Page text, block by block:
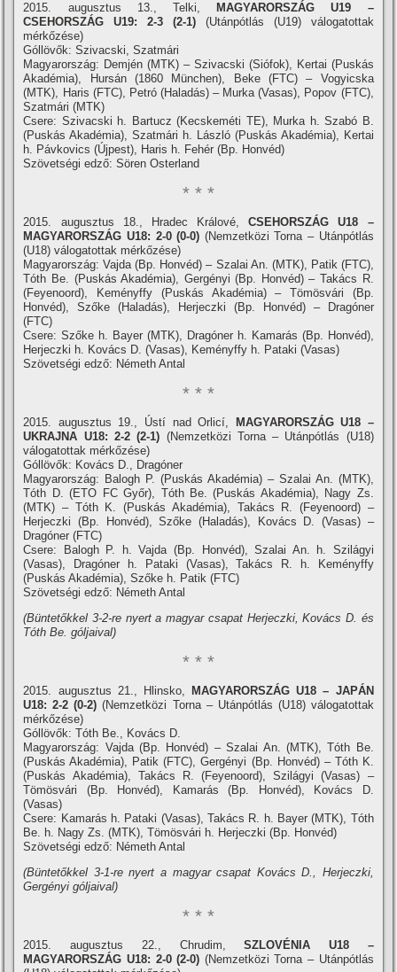
2015. augusztus 13., Telki,
MAGYARORSZÁG U19 –
CSEHORSZÁG U19: 2-3 (2-1) (Utánpótlás (U19) válogatottak
mérkőzése)
Góllövők: Szivacski, Szatmári
Magyarország: Demjén (MTK) – Szivacski (Siófok), Kertai (Puskás
Akadémia), Hursán (1860 München), Beke (FTC) – Vogyicska
(MTK), Haris (FTC), Petró (Haladás) – Murka (Vasas), Popov (FTC),
Szatmári (MTK)
Csere: Szivacski h. Bartucz (Kecskeméti TE), Murka h. Szabó B.
(Puskás Akadémia), Szatmári h. László (Puskás Akadémia), Kertai
h. Pávkovics (Újpest), Haris h. Fehér (Bp. Honvéd)
Szövetségi edző: Sören Osterland
* * *
2015. augusztus 18., Hradec Králové,CSEHORSZÁG U18 –
MAGYARORSZÁG U18: 2-0 (0-0) (Nemzetközi Torna – Utánpótlás
(U18) válogatottak mérkőzése)
Magyarország: Vajda (Bp. Honvéd) – Szalai An. (MTK), Patik (FTC),
Tóth Be. (Puskás Akadémia), Gergényi (Bp. Honvéd) – Takács R.
(Feyenoord), Keményffy (Puskás Akadémia) – Tömösvári (Bp.
Honvéd), Szőke (Haladás), Herjeczki (Bp. Honvéd) – Dragóner
(FTC)
Csere: Szőke h. Bayer (MTK), Dragóner h. Kamarás (Bp. Honvéd),
Herjeczki h. Kovács D. (Vasas), Keményffy h. Pataki (Vasas)
Szövetségi edző: Németh Antal
* * *
2015. augusztus 19., Ústí­ nad Orlicí­,
MAGYARORSZÁG U18 –
UKRAJNA U18: 2-2 (2-1) (Nemzetközi Torna – Utánpótlás (U18)
válogatottak mérkőzése)
Góllövők: Kovács D., Dragóner
Magyarország: Balogh P. (Puskás Akadémia) – Szalai An. (MTK),
Tóth D. (ETO FC Győr), Tóth Be. (Puskás Akadémia), Nagy Zs.
(MTK) – Tóth K. (Puskás Akadémia), Takács R. (Feyenoord) –
Herjeczki (Bp. Honvéd), Szőke (Haladás), Kovács D. (Vasas) –
Dragóner (FTC)
Csere: Balogh P. h. Vajda (Bp. Honvéd), Szalai An. h. Szilágyi
(Vasas), Dragóner h. Pataki (Vasas), Takács R. h. Keményffy
(Puskás Akadémia), Szőke h. Patik (FTC)
Szövetségi edző: Németh Antal
(Büntetőkkel 3-2-re nyert a magyar csapat Herjeczki, Kovács D. és
Tóth Be. góljaival)
* * *
2015. augusztus 21., Hlinsko, MAGYARORSZÁG U18 – JAPÁN
U18: 2-2 (0-2) (Nemzetközi Torna – Utánpótlás (U18) válogatottak
mérkőzése)
Góllövők: Tóth Be., Kovács D.
Magyarország: Vajda (Bp. Honvéd) – Szalai An. (MTK), Tóth Be.
(Puskás Akadémia), Patik (FTC), Gergényi (Bp. Honvéd) – Tóth K.
(Puskás Akadémia), Takács R. (Feyenoord), Szilágyi (Vasas) –
Tömösvári (Bp. Honvéd), Kamarás (Bp. Honvéd), Kovács D.
(Vasas)
Csere: Kamarás h. Pataki (Vasas), Takács R. h. Bayer (MTK), Tóth
Be. h. Nagy Zs. (MTK), Tömösvári h. Herjeczki (Bp. Honvéd)
Szövetségi edző: Németh Antal
(Büntetőkkel 3-1-re nyert a magyar csapat Kovács D., Herjeczki,
Gergényi góljaival)
* * *
2015. augusztus 22., Chrudim,SZLOVÉNIA U18 –
MAGYARORSZÁG U18: 2-0 (2-0) (Nemzetközi Torna – Utánpótlás